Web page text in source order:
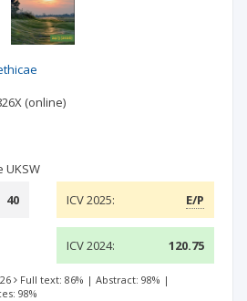
(online)
UKSW
40 ICV 2025: E/P
ICV 2024: 120.75
Full text: 86% | Abstract: 98% |
98%